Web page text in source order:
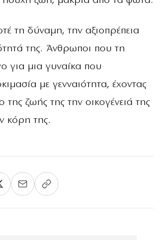
τη δύναμη, την αξιοπρέπεια
της. Άνθρωποι που τη
για μια γυναίκα που
με γενναιότητα, έχοντας
της ζωής της την οικογένειά της
κόρη της.